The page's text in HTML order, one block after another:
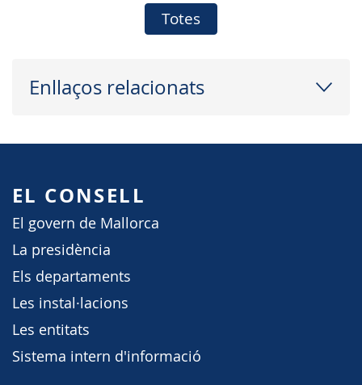
Totes
Enllaços relacionats
EL CONSELL
El govern de Mallorca
La presidència
Els departaments
Les instal·lacions
Les entitats
Sistema intern d'informació